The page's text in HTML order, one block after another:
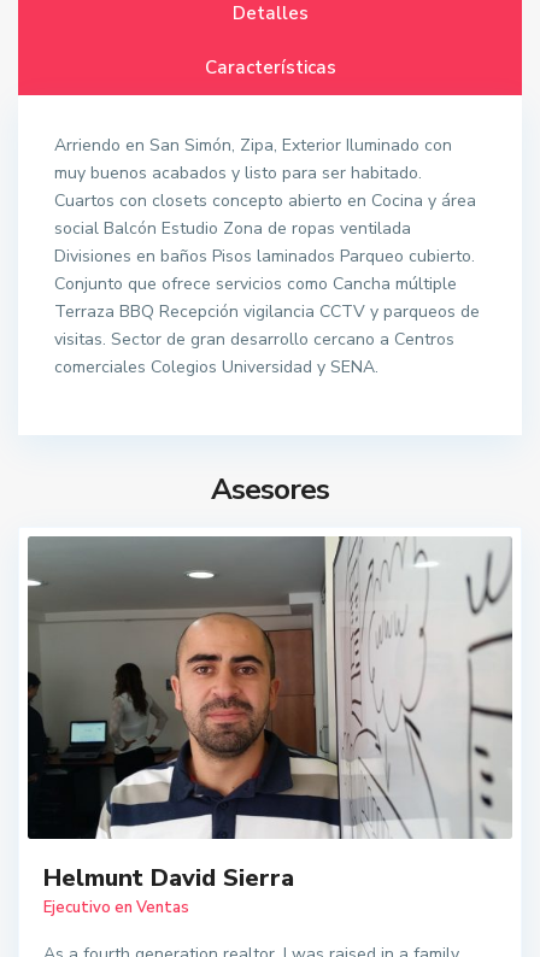
Detalles
Características
Arriendo en San Simón, Zipa, Exterior Iluminado con
muy buenos acabados y listo para ser habitado.
Cuartos con closets concepto abierto en Cocina y área
social Balcón Estudio Zona de ropas ventilada
Divisiones en baños Pisos laminados Parqueo cubierto.
Conjunto que ofrece servicios como Cancha múltiple
Terraza BBQ Recepción vigilancia CCTV y parqueos de
visitas. Sector de gran desarrollo cercano a Centros
comerciales Colegios Universidad y SENA.
Asesores
Helmunt David Sierra
Ejecutivo en Ventas